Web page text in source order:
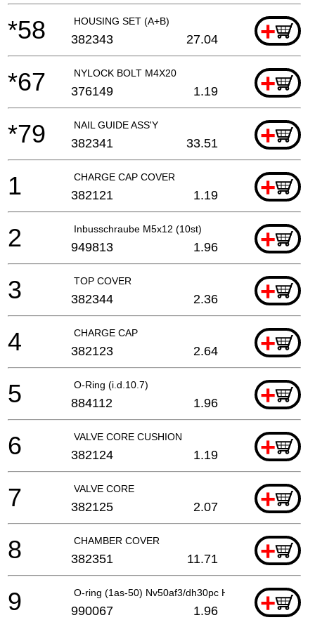
HOUSING SET (A+B) +
*58 382343 27.04
NYLOCK BOLT M4X20 +
*67 376149 1.19
NAIL GUIDE ASS'Y +
*79 382341 33.51
CHARGE CAP COVER +
1 382121 1.19
Inbusschraube M5x12 (10st) +
2 949813 1.96
TOP COVER +
3 382344 2.36
CHARGE CAP +
4 382123 2.64
O-Ring (i.d.10.7) +
5 884112 1.96
VALVE CORE CUSHION +
6 382124 1.19
VALVE CORE +
7 382125 2.07
CHAMBER COVER +
8 382351 11.71
O-ring (1as-50) Nv50af3/dh30pc H30pv/h45mr
+
9 990067 1.96